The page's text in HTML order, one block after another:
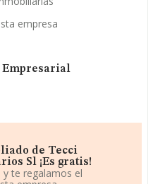
empresa
Empresarial
de Tecci
Sl ¡Es gratis!
te regalamos el